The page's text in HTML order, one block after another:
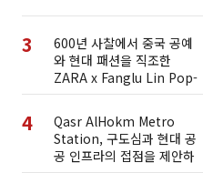
3
600년 사찰에서 중국 공예
와 현대 패션을 직조한
ZARA x Fanglu Lin Pop-
Up
4
Qasr AlHokm Metro
Station, 구도심과 현대 공
공 인프라의 접점을 제안하